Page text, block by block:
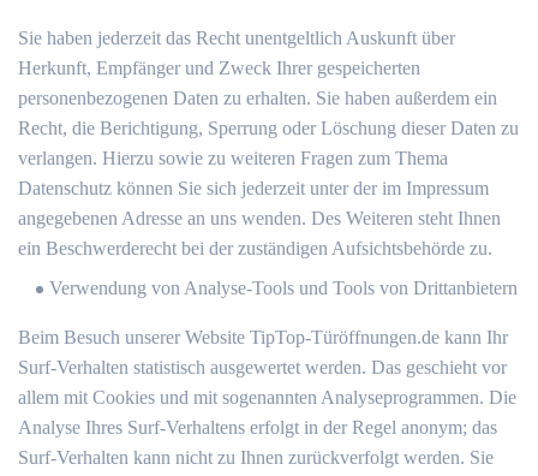
Sie haben jederzeit das Recht unentgeltlich Auskunft über
Herkunft, Empfänger und Zweck Ihrer gespeicherten
personenbezogenen Daten zu erhalten. Sie haben außerdem ein
Recht, die Berichtigung, Sperrung oder Löschung dieser Daten zu
verlangen. Hierzu sowie zu weiteren Fragen zum Thema
Datenschutz können Sie sich jederzeit unter der im Impressum
angegebenen Adresse an uns wenden. Des Weiteren steht Ihnen
ein Beschwerderecht bei der zuständigen Aufsichtsbehörde zu.
Verwendung von Analyse-Tools und Tools von Drittanbietern
Beim Besuch unserer Website TipTop-Türöffnungen.de kann Ihr
Surf-Verhalten statistisch ausgewertet werden. Das geschieht vor
allem mit Cookies und mit sogenannten Analyseprogrammen. Die
Analyse Ihres Surf-Verhaltens erfolgt in der Regel anonym; das
Surf-Verhalten kann nicht zu Ihnen zurückverfolgt werden. Sie